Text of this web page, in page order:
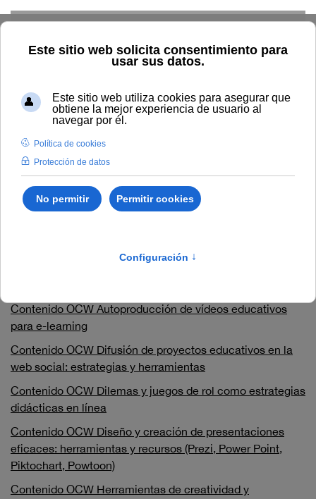
Inicio Estudiar Oferta académica Proyecto
OCW-
UNIA (cursos virtuales Plan de formación de profesorado)
OCW-UNIA (cursos
virtuales Plan de
Contenido OCW Autoproducción de vídeos educativos
para e-learning
Contenido OCW Difusión de proyectos educativos en la
web social: estrategias y herramientas
Contenido OCW Dilemas y juegos de rol como estrategias
didácticas en línea
Contenido OCW Diseño y creación de presentaciones
eficaces: herramientas y recursos (Prezi, Power Point,
Piktochart, Powtoon)
Contenido OCW Herramientas de creatividad y